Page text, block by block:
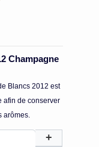
Champagne
Blancs 2012 est
afin de conserver
arômes.